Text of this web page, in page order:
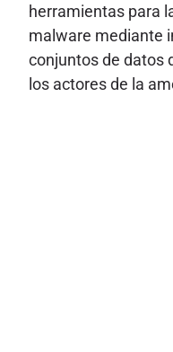
herramientas para
malware mediante
conjuntos de datos
los actores de la